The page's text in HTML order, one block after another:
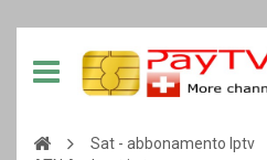
Sat - abbonamento Iptv